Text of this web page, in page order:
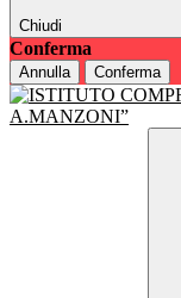
Chiudi
Conferma
Annulla Conferma